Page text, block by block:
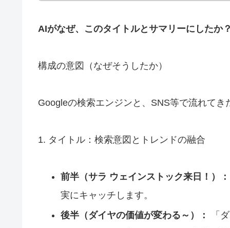
AIがなぜ、このタイトルとサマリーにしたか
構成の意図（なぜそうしたか）
Googleの検索エンジンと、SNS等で流れて
1. タイトル：検索意図とトレンドの融合
前半（サラ ウェインストック来日！）：
実にキャッチします。
後半（ダイヤの価値が変わる～）：
「